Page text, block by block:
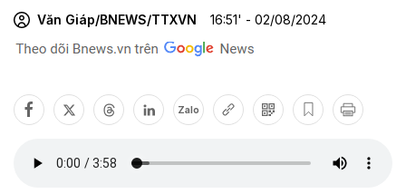
Văn Giáp/BNEWS/TTXVN 16:51' - 02/08/2024
Zalo